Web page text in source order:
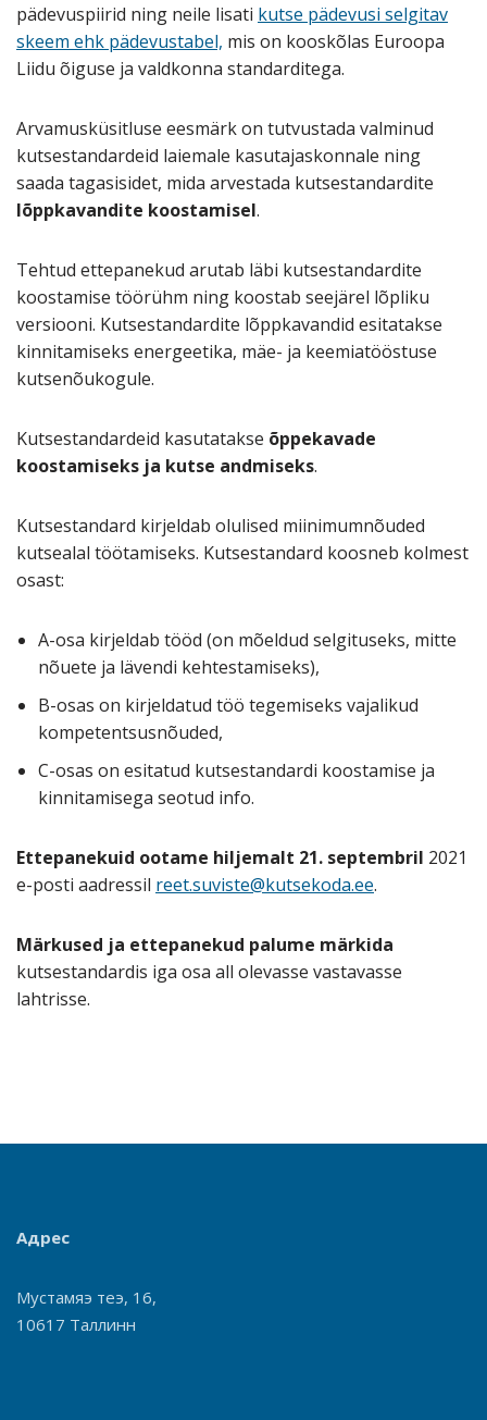
pädevuspiirid ning neile lisati kutse pädevusi selgitav
skeem ehk pädevustabel, mis on kooskõlas Euroopa
Liidu õiguse ja valdkonna standarditega.
Arvamusküsitluse eesmärk on tutvustada valminud
kutsestandardeid laiemale kasutajaskonnale ning
saada tagasisidet, mida arvestada kutsestandardite
lõppkavandite koostamisel.
Tehtud ettepanekud arutab läbi kutsestandardite
koostamise töörühm ning koostab seejärel lõpliku
versiooni. Kutsestandardite lõppkavandid esitatakse
kinnitamiseks energeetika, mäe- ja keemiatööstuse
kutsenõukogule.
Kutsestandardeid kasutatakse õppekavade
koostamiseks ja kutse andmiseks.
Kutsestandard kirjeldab olulised miinimumnõuded
kutsealal töötamiseks. Kutsestandard koosneb kolmest
osast:
A-osa kirjeldab tööd (on mõeldud selgituseks, mitte
nõuete ja lävendi kehtestamiseks),
B-osas on kirjeldatud töö tegemiseks vajalikud
kompetentsusnõuded,
C-osas on esitatud kutsestandardi koostamise ja
kinnitamisega seotud info.
Ettepanekuid ootame hiljemalt 21. septembril 2021
e-posti aadressil reet.suviste@kutsekoda.ee.
Märkused ja ettepanekud palume märkida
kutsestandardis iga osa all olevasse vastavasse
lahtrisse.
Адрес
Мустамяэ теэ, 16,
10617 Таллинн